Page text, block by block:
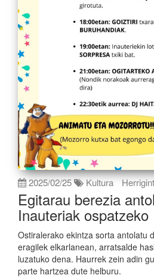
2025/02/25 Kultura
Egitarau berezia
Inauteriak ospatzeko
Ostiralerako ekintza sorta antolatu
eragilek elkarlanean, arratsalde
luzatuko dena. Haurrek zein adin
parte hartzea dute helburu.